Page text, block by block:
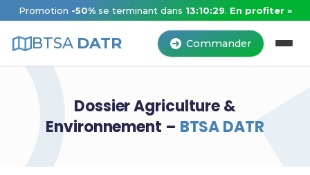
Promotion -50%se terminant dans 13:10:28. En profiter »
BTSA DATR Commander
Dossier Agriculture &
Environnement – BTSA DATR